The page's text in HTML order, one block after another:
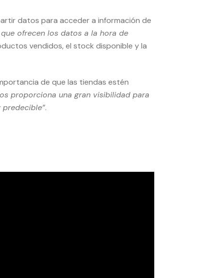
datos para acceder a información de
ofrecen los datos a la hora de
vendidos, el stock disponible y la
de que las tiendas estén
proporciona una gran visibilidad para
.